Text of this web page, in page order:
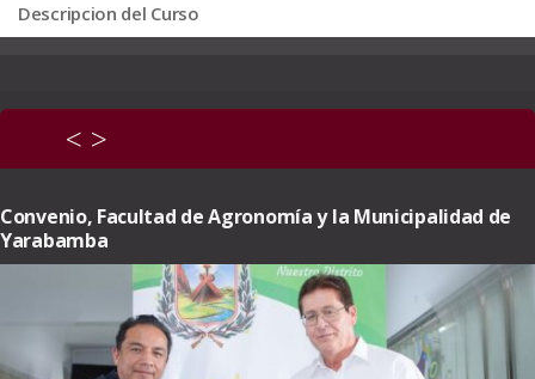
Descripcion del Curso
< >
Convenio, Facultad de Agronomía y la Municipalidad de
Yarabamba